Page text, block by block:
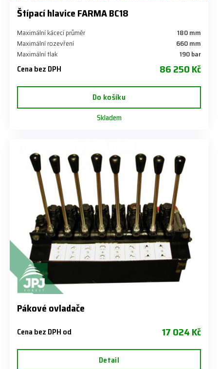
Štípací hlavice FARMA BC18
Maximální kácecí průměr
180 mm
Maximální rozevření
660 mm
Maximální tlak
190 bar
Cena bez DPH 86 250 Kč
Do košíku
Skladem
Pákové ovladače
Cena bez DPH od 17 024 Kč
Detail